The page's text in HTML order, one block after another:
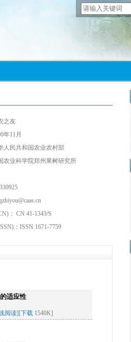
之友
年11月
人民共和国农业农村部
农业科学院郑州果树研究所
： CN 41-1343/S
：ISSN 1671-7759
适应性
阅读] [下载 1540K]